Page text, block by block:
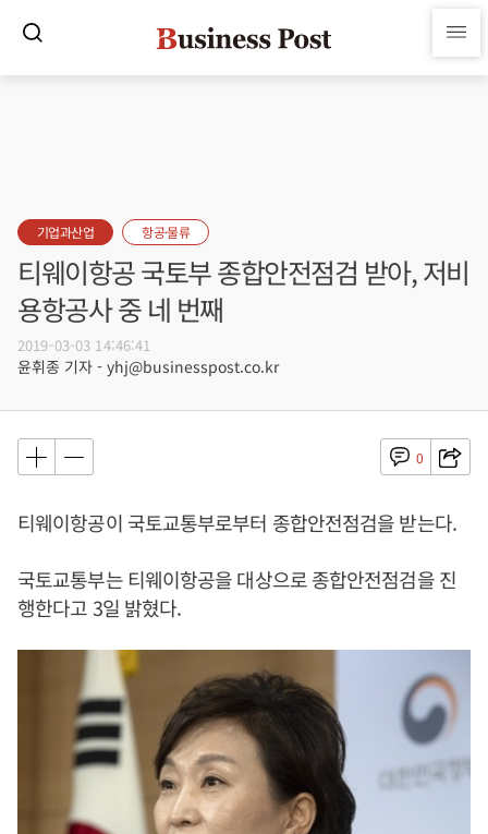
기업과산업 항공·물류
티웨이항공 국토부 종합안전점검 받아, 저비
용항공사 중 네 번째
2019-03-03 14:46:41
윤휘종 기자 - yhj@businesspost.co.kr
0
티웨이항공이 국토교통부로부터 종합안전점검을 받는다.
국토교통부는 티웨이항공을 대상으로 종합안전점검을 진
행한다고 3일 밝혔다.